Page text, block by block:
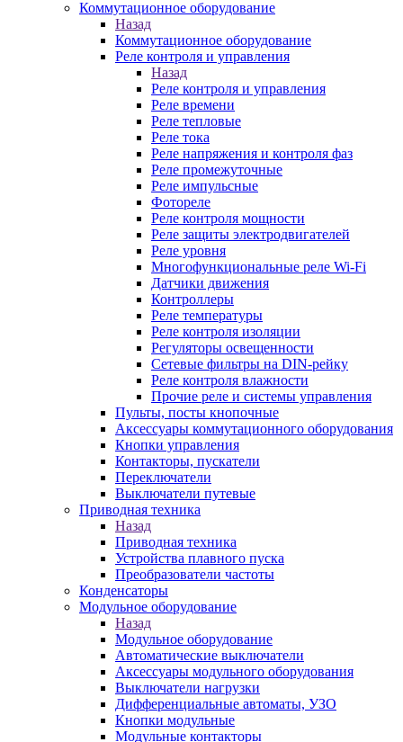
Коммутационное оборудование
Назад
Коммутационное оборудование
Реле контроля и управления
Назад
Реле контроля и управления
Реле времени
Реле тепловые
Реле тока
Реле напряжения и контроля фаз
Реле промежуточные
Реле импульсные
Фотореле
Реле контроля мощности
Реле защиты электродвигателей
Реле уровня
Многофункциональные реле Wi-Fi
Датчики движения
Контроллеры
Реле температуры
Реле контроля изоляции
Регуляторы освещенности
Сетевые фильтры на DIN-рейку
Реле контроля влажности
Прочие реле и системы управления
Пульты, посты кнопочные
Аксессуары коммутационного оборудования
Кнопки управления
Контакторы, пускатели
Переключатели
Выключатели путевые
Приводная техника
Назад
Приводная техника
Устройства плавного пуска
Преобразователи частоты
Конденсаторы
Модульное оборудование
Назад
Модульное оборудование
Автоматические выключатели
Аксессуары модульного оборудования
Выключатели нагрузки
Дифференциальные автоматы, УЗО
Кнопки модульные
Модульные контакторы